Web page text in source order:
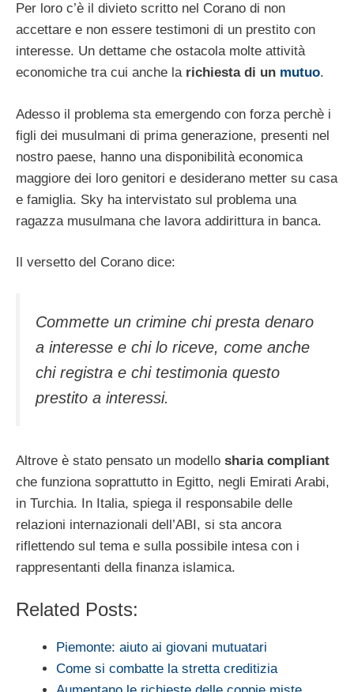
Per loro c’è il divieto scritto nel Corano di non
accettare e non essere testimoni di un prestito con
interesse. Un dettame che ostacola molte attività
economiche tra cui anche la richiesta di un mutuo.
Adesso il problema sta emergendo con forza perchè i
figli dei musulmani di prima generazione, presenti nel
nostro paese, hanno una disponibilità economica
maggiore dei loro genitori e desiderano metter su casa
e famiglia. Sky ha intervistato sul problema una
ragazza musulmana che lavora addirittura in banca.
Il versetto del Corano dice:
Commette un crimine chi presta denaro
a interesse e chi lo riceve, come anche
chi registra e chi testimonia questo
prestito a interessi.
Altrove è stato pensato un modello sharia compliant
che funziona soprattutto in Egitto, negli Emirati Arabi,
in Turchia. In Italia, spiega il responsabile delle
relazioni internazionali dell’ABI, si sta ancora
riflettendo sul tema e sulla possibile intesa con i
rappresentanti della finanza islamica.
Related Posts:
Piemonte: aiuto ai giovani mutuatari
Come si combatte la stretta creditizia